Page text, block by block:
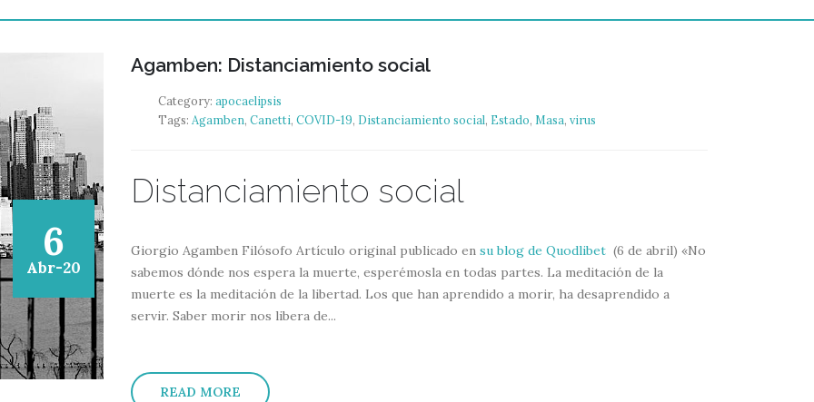
6
Abr-20
Agamben: Distanciamiento social
Category: apocaelipsis
Tags: Agamben, Canetti, COVID-19, Distanciamiento social, Estado, Masa, virus
Distanciamiento social
Giorgio Agamben Filósofo Artículo original publicado en su blog de Quodlibet (6 de abril) «No
sabemos dónde nos espera la muerte, esperémosla en todas partes. La meditación de la
muerte es la meditación de la libertad. Los que han aprendido a morir, ha desaprendido a
servir. Saber morir nos libera de...
READ MORE